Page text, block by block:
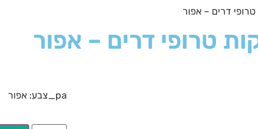
דרים – אפור
טרופי דרים – אפור
pa_צבע: אפור